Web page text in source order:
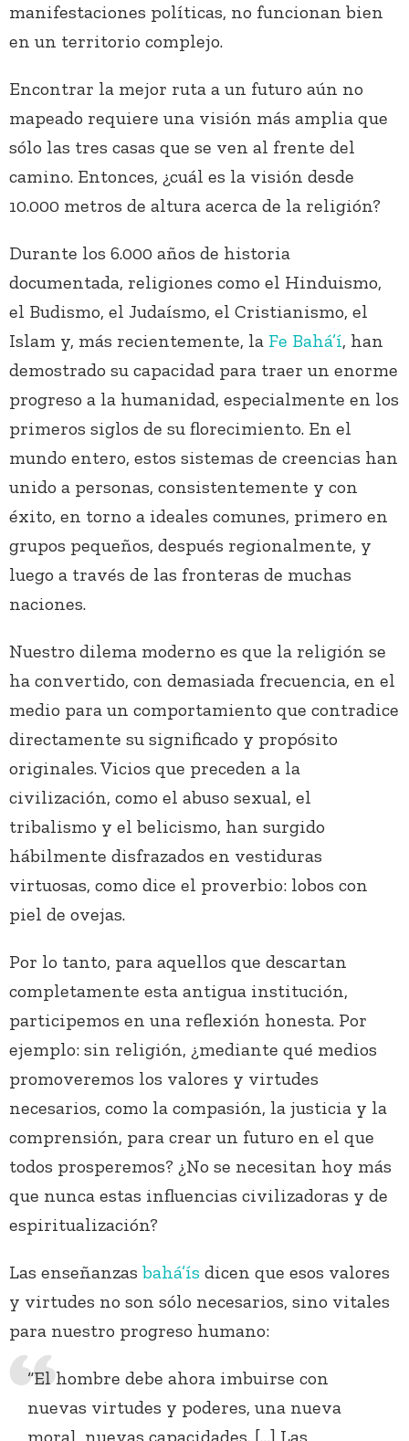
manifestaciones políticas, no funcionan bien
en un territorio complejo.
Encontrar la mejor ruta a un futuro aún no
mapeado requiere una visión más amplia que
sólo las tres casas que se ven al frente del
camino. Entonces, ¿cuál es la visión desde
10.000 metros de altura acerca de la religión?
Durante los 6.000 años de historia
documentada, religiones como el Hinduismo,
el Budismo, el Judaísmo, el Cristianismo, el
Islam y, más recientemente, la Fe Bahá’í, han
demostrado su capacidad para traer un enorme
progreso a la humanidad, especialmente en los
primeros siglos de su florecimiento. En el
mundo entero, estos sistemas de creencias han
unido a personas, consistentemente y con
éxito, en torno a ideales comunes, primero en
grupos pequeños, después regionalmente, y
luego a través de las fronteras de muchas
naciones.
Nuestro dilema moderno es que la religión se
ha convertido, con demasiada frecuencia, en el
medio para un comportamiento que contradice
directamente su significado y propósito
originales. Vicios que preceden a la
civilización, como el abuso sexual, el
tribalismo y el belicismo, han surgido
hábilmente disfrazados en vestiduras
virtuosas, como dice el proverbio: lobos con
piel de ovejas.
Por lo tanto, para aquellos que descartan
completamente esta antigua institución,
participemos en una reflexión honesta. Por
ejemplo: sin religión, ¿mediante qué medios
promoveremos los valores y virtudes
necesarios, como la compasión, la justicia y la
comprensión, para crear un futuro en el que
todos prosperemos? ¿No se necesitan hoy más
que nunca estas influencias civilizadoras y de
espiritualización?
Las enseñanzas bahá’ís dicen que esos valores
y virtudes no son sólo necesarios, sino vitales
para nuestro progreso humano:
“El hombre debe ahora imbuirse con
nuevas virtudes y poderes, una nueva